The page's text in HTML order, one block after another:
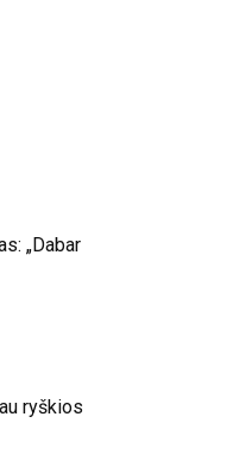
„Dabar
ryškios